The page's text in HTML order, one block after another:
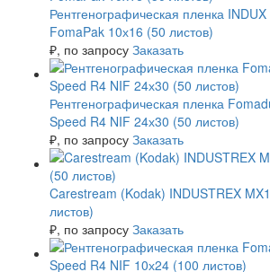
Рентгенографическая пленка
FomaPak 10х16 (50 листов)
₽, по запросу Заказать
Рентгенографическая пленка
Speed R4 NIF 24х30 (50 листов)
₽, по запросу Заказать
Carestream (Kodak) INDUSTREX
листов)
₽, по запросу Заказать